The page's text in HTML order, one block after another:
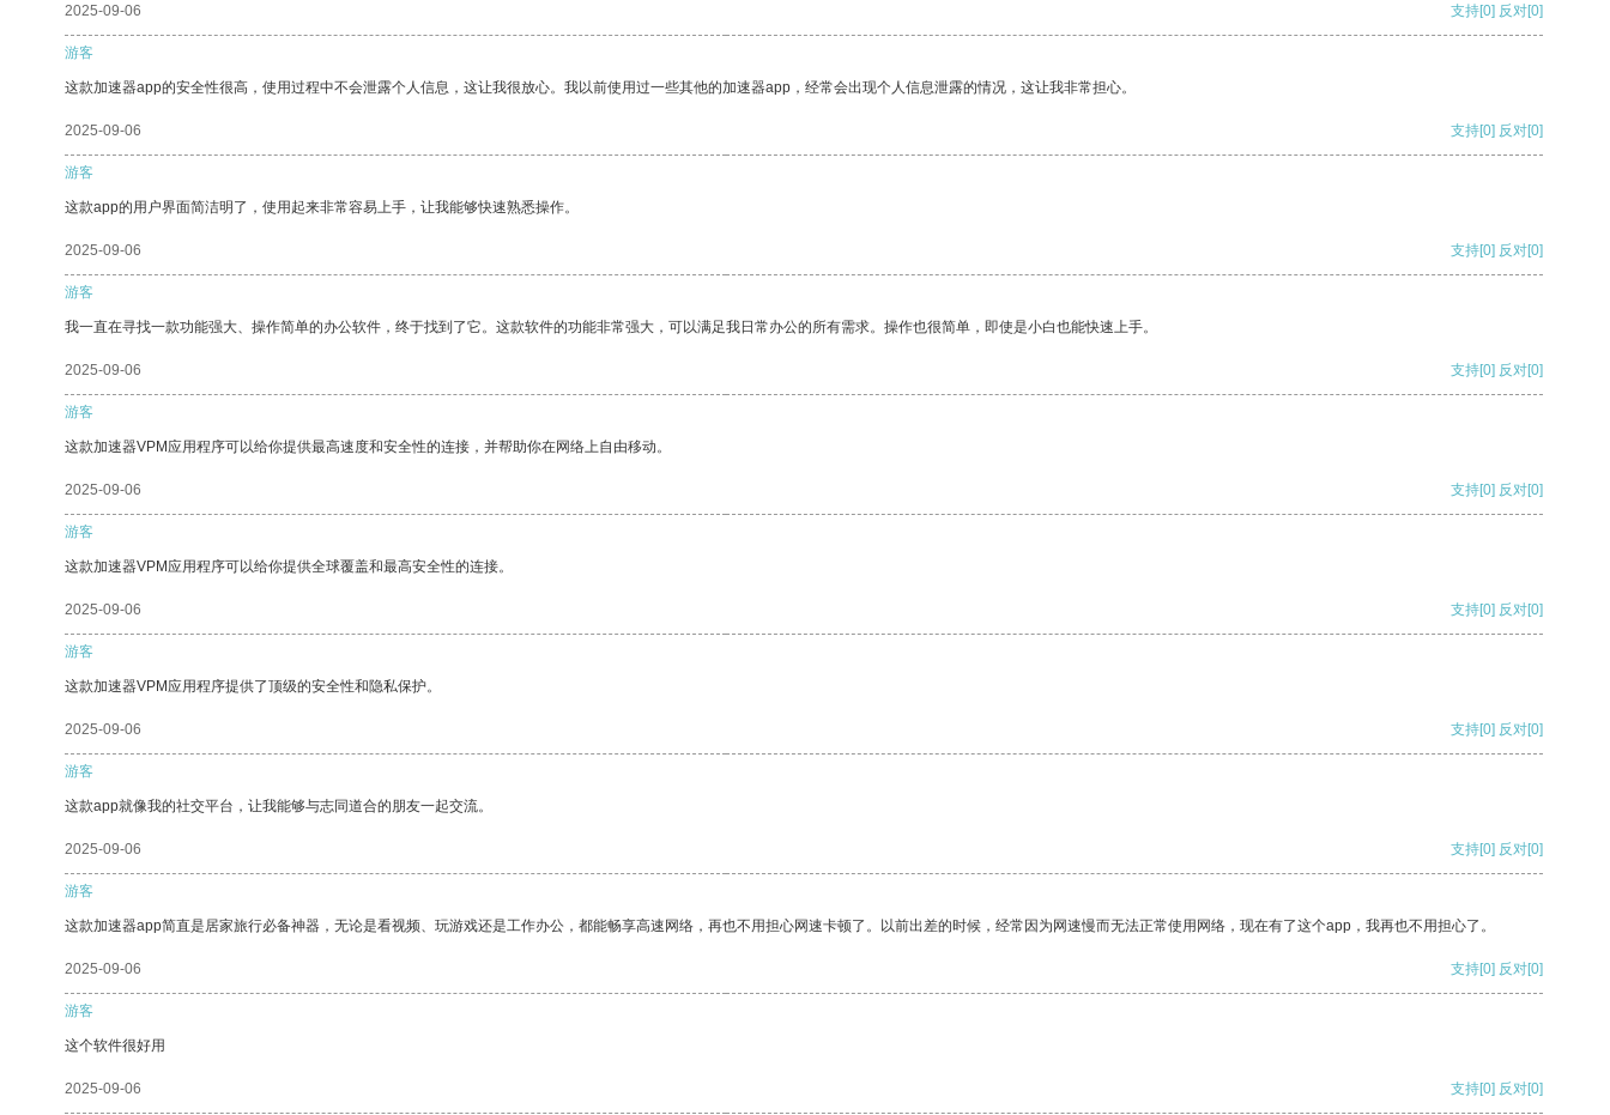
2025-09-06 支持[0] 反对[0]
游客
这款加速器app的安全性很高，使用过程中不会泄露个人信息，这让我很放心。我以前使用过一些其他的加速器app，经常会出现个人信息泄露的情况，这让我非常担心。
2025-09-06 支持[0] 反对[0]
游客
这款app的用户界面简洁明了，使用起来非常容易上手，让我能够快速熟悉操作。
2025-09-06 支持[0] 反对[0]
游客
我一直在寻找一款功能强大、操作简单的办公软件，终于找到了它。这款软件的功能非常强大，可以满足我日常办公的所有需求。操作也很简单，即使是小白也能快速上手。
2025-09-06 支持[0] 反对[0]
游客
这款加速器VPM应用程序可以给你提供最高速度和安全性的连接，并帮助你在网络上自由移动。
2025-09-06 支持[0] 反对[0]
游客
这款加速器VPM应用程序可以给你提供全球覆盖和最高安全性的连接。
2025-09-06 支持[0] 反对[0]
游客
这款加速器VPM应用程序提供了顶级的安全性和隐私保护。
2025-09-06 支持[0] 反对[0]
游客
这款app就像我的社交平台，让我能够与志同道合的朋友一起交流。
2025-09-06 支持[0] 反对[0]
游客
这款加速器app简直是居家旅行必备神器，无论是看视频、玩游戏还是工作办公，都能畅享高速网络，再也不用担心网速卡顿了。以前出差的时候，经常因为网速慢而无法正常使用网络，现在有了这个app，我再也不用担心了。
2025-09-06 支持[0] 反对[0]
游客
这个软件很好用
2025-09-06 支持[0] 反对[0]